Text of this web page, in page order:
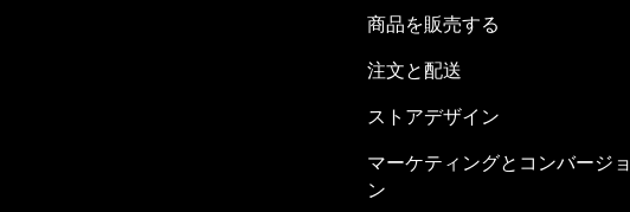
商品を販売する
注文と配送
ストアデザイン
マーケティングとコンバージョ
ン